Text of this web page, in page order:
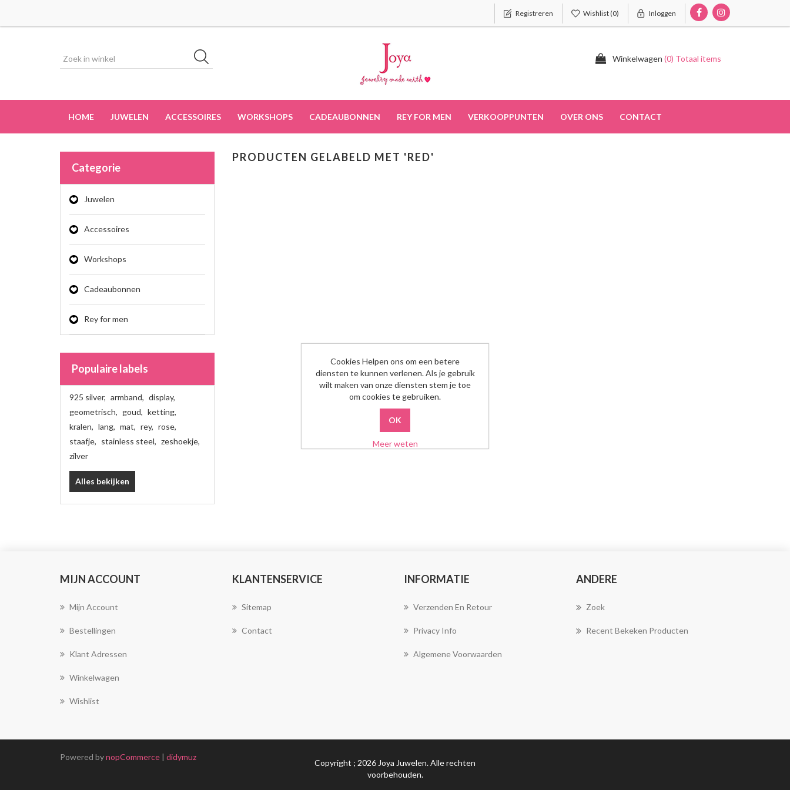
Registreren Wishlist(0) Inloggen
Winkelwagen (0) Totaal items
HOME JUWELEN ACCESSOIRES WORKSHOPS CADEAUBONNEN REY FOR MEN VERKOOPPUNTEN OVER ONS CONTACT
Categorie
Juwelen
Accessoires
Workshops
Cadeaubonnen
Rey for men
Populaire labels
925 silver, armband, display,
geometrisch, goud, ketting,
kralen, lang, mat, rey, rose,
staafje, stainless steel, zeshoekje,
zilver
Alles bekijken
PRODUCTEN GELABELD MET 'RED'
MIJN ACCOUNT
Mijn Account
Bestellingen
Klant Adressen
Winkelwagen
Wishlist
KLANTENSERVICE
Sitemap
Contact
INFORMATIE
Verzenden En Retour
Privacy Info
Algemene Voorwaarden
ANDERE
Zoek
Recent Bekeken Producten
Powered bynopCommerce | didymuz
Copyright ; 2026 Joya Juwelen. Alle rechten
voorbehouden.
Cookies Helpen ons om een betere
diensten te kunnen verlenen. Als je gebruik
wilt maken van onze diensten stem je toe
om cookies te gebruiken.
Meer weten